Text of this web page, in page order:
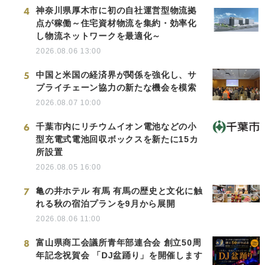
4
神奈川県厚木市に初の自社運営型物流拠
点が稼働～住宅資材物流を集約・効率化
し物流ネットワークを最適化～
2026.08.06 13:00
5
中国と米国の経済界が関係を強化し、サ
プライチェーン協力の新たな機会を模索
2026.08.07 10:00
6
千葉市内にリチウムイオン電池などの小
型充電式電池回収ボックスを新たに15カ
所設置
2026.08.05 16:00
7
亀の井ホテル 有馬 有馬の歴史と文化に触
れる秋の宿泊プランを9月から展開
2026.08.06 11:00
8
富山県商工会議所青年部連合会 創立50周
年記念祝賀会 「DJ盆踊り」を開催します